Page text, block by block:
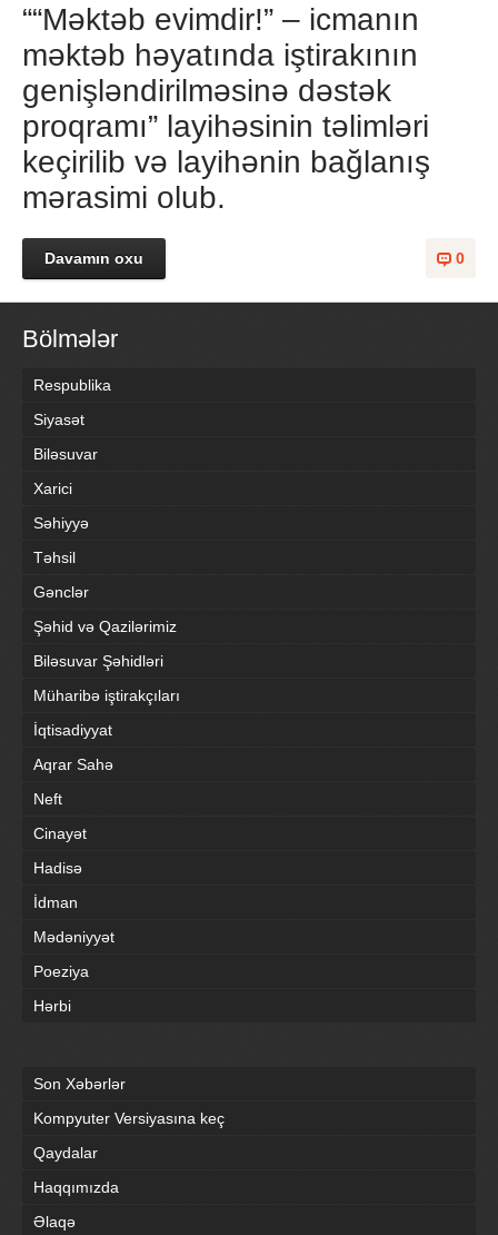
““Məktəb evimdir!” – icmanın
məktəb həyatında iştirakının
genişləndirilməsinə dəstək
proqramı” layihəsinin təlimləri
keçirilib və layihənin bağlanış
mərasimi olub.
0
Davamın oxu
Bölmələr
Respublika
Siyasət
Biləsuvar
Xarici
Səhiyyə
Təhsil
Gənclər
Şəhid və Qazilərimiz
Biləsuvar Şəhidləri
Müharibə iştirakçıları
İqtisadiyyat
Aqrar Sahə
Neft
Cinayət
Hadisə
İdman
Mədəniyyət
Poeziya
Hərbi
Son Xəbərlər
Kompyuter Versiyasına keç
Qaydalar
Haqqımızda
Əlaqə